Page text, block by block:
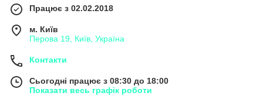
Працює з 02.02.2018
м. Київ
Перова 19, Київ, Україна
Контакти
Сьогодні працює з 08:30 до 18:00
Показати весь графік роботи